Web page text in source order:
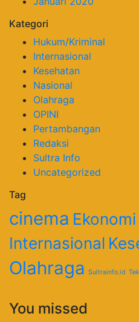
Kategori
Hukum/Kriminal
Internasional
Kesehatan
Nasional
Olahraga
OPINI
Pertambangan
Redaksi
Sultra Info
Uncategorized
Tag
cinema
Internasional
Olahraga Sultrainfo.id
You missed